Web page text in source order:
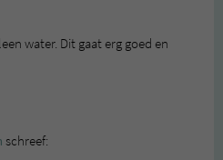
water. Dit gaat erg goed en
schreef: